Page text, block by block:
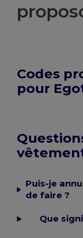
Codes
pour
Puis-je
de faire ?
Que